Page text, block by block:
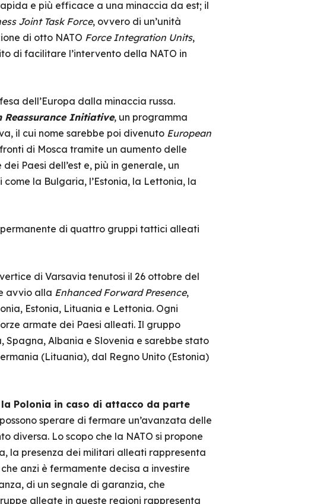
e più efficace a una minaccia da est; il
Joint Task Force, ovvero di un’unità
di otto NATO Force Integration Units,
di facilitare l’intervento della NATO in
dell’Europa dalla minaccia russa.
Reassurance Initiative, un programma
il cui nome sarebbe poi divenuto European
di Mosca tramite un aumento delle
Paesi dell’est e, più in generale, un
la Bulgaria, l’Estonia, la Lettonia, la
permanente di quattro gruppi tattici alleati
di Varsavia tenutosi il 26 ottobre del
avvio alla Enhanced Forward Presence,
Estonia, Lituania e Lettonia. Ogni
armate dei Paesi alleati. Il gruppo
Albania e Slovenia e sarebbe stato
(Lituania), dal Regno Unito (Estonia)
Polonia in caso di attacco da parte
sperare di fermare un’avanzata delle
diversa. Lo scopo che la NATO si propone
la presenza dei militari alleati rappresenta
anzi è fermamente decisa a investire
di un segnale di garanzia, che
alleate in queste regioni rappresenta